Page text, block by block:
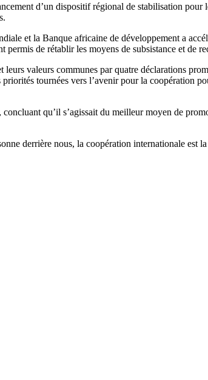
d’un dispositif régional de stabilisation pour
et la Banque africaine de développement a
de rétablir les moyens de subsistance et de
valeurs communes par quatre déclarations
tournées vers l’avenir pour la coopération
qu’il s’agissait du meilleur moyen de
derrière nous, la coopération internationale est